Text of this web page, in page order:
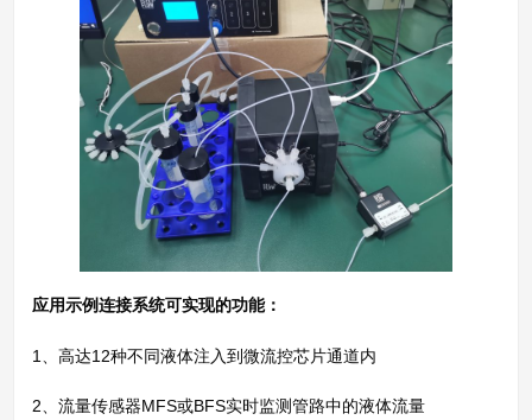
应用示例连接系统可实现的功能：
1、高达12种不同液体注入到微流控芯片通道内
2、流量传感器MFS或BFS实时监测管路中的液体流量